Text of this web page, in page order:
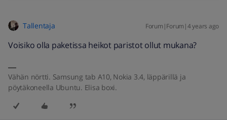
Tallentaja Forum|Forum|4 years ago
Voisiko olla paketissa heikot paristot ollut mukana?
Vähän nörtti. Samsung tab A10, Nokia 3.4, läppärillä ja
pöytäkoneella Ubuntu. Elisa boxi.